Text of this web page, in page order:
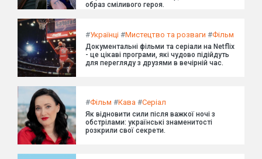
образ сміливого героя.
#Українці #Мистецтво та розваги #Фільм
Документальні фільми та серіали на Netflix
- це цікаві програми, які чудово підійдуть
для перегляду з друзями в вечірній час.
#Фільм #Кава #Серіал
Як відновити сили після важкої ночі з
обстрілами: українські знаменитості
розкрили свої секрети.